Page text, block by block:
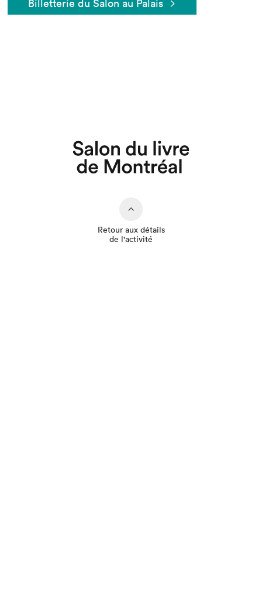
Billetterie du Salon au Palais
Retour aux détails
de l'activité